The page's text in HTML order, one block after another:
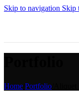
Skip to navigation Skip
Home Portfolio